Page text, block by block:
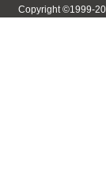
Copyright ©1999-